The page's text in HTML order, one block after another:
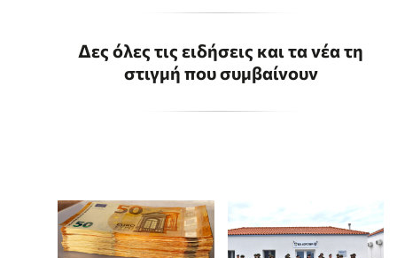
Δες όλες τις ειδήσεις και τα νέα τη
στιγμή που συμβαίνουν